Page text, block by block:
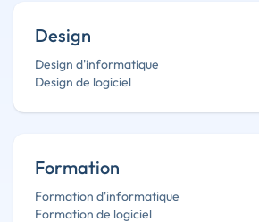
Design
Design d'informatique
Design de logiciel
Formation
Formation d'informatique
Formation de logiciel